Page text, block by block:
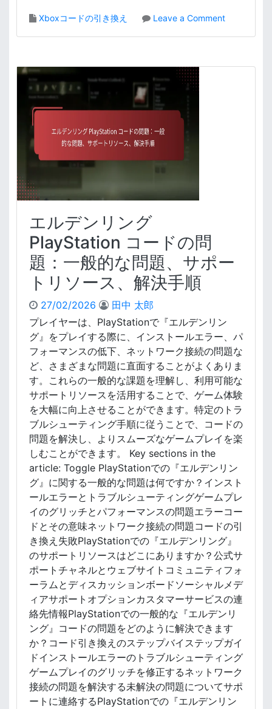
Xboxコードの引き換え Leave a Commento
デ
の
：
ォ
レ
ッ
ト
残
高
、
デ
タ
特
典
、
引
き
換
え
続
き
エルデンリング
PlayStation コードの問
題：一般的な問題、サポー
トリソース、解決手順
27/02/2026
田中 太郎
プレイヤーは、PlayStationで『エルデンリン
グ』をプレイする際に、インストールエラー、パ
フォーマンスの低下、ネットワーク接続の問題な
ど、さまざまな問題に直面することがよくありま
す。これらの一般的な課題を理解し、利用可能な
サポートリソースを活用することで、ゲーム体験
を大幅に向上させることができます。特定のトラ
ブルシューティング手順に従うことで、コードの
問題を解決し、よりスムーズなゲームプレイを楽
しむことができます。 Key sections in the
article: Toggle PlayStationでの『エルデンリン
グ』に関する一般的な問題は何ですか？インスト
ールエラーとトラブルシューティングゲームプレ
イのグリッチとパフォーマンスの問題エラーコー
ドとその意味ネットワーク接続の問題コードの引
き換え失敗PlayStationでの『エルデンリング』
のサポートリソースはどこにありますか？公式サ
ポートチャネルとウェブサイトコミュニティフォ
ーラムとディスカッションボードソーシャルメデ
ィアサポートオプションカスタマーサービスの連
絡先情報PlayStationでの一般的な『エルデンリ
ング』コードの問題をどのように解決できます
か？コード引き換えのステップバイステップガイ
ドインストールエラーのトラブルシューティング
ゲームプレイのグリッチを修正するネットワーク
接続の問題を解決する未解決の問題についてサポ
ートに連絡するPlayStationでの『エルデンリン